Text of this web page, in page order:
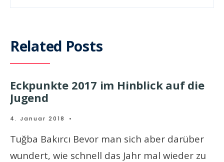
Related Posts
Eckpunkte 2017 im Hinblick auf die
Jugend
4. Januar 2018 •
Tuğba Bakırcı Bevor man sich aber darüber
wundert, wie schnell das Jahr mal wieder zu